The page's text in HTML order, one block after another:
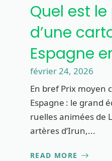
Quel est
d’une
Espagne
février 24, 2026
En bref Prix moyen
Espagne : le grand
ruelles animées de
artères d’Irun,...
READ MORE